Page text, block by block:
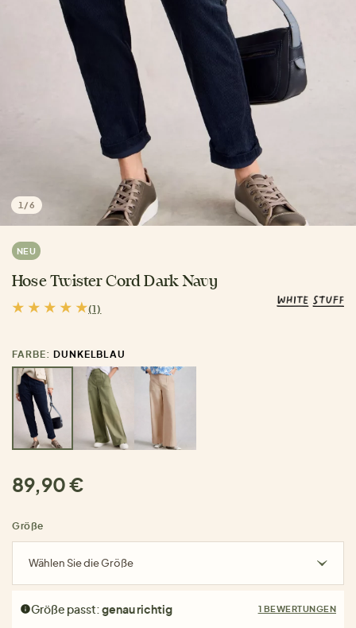
1 /6
NEU
Hose Twister Cord Dark Navy
(1)
FARBE: DUNKELBLAU
89,90 €
Größe
Wählen Sie die Größe
Größe passt:genau richtig 1 BEWERTUNGEN